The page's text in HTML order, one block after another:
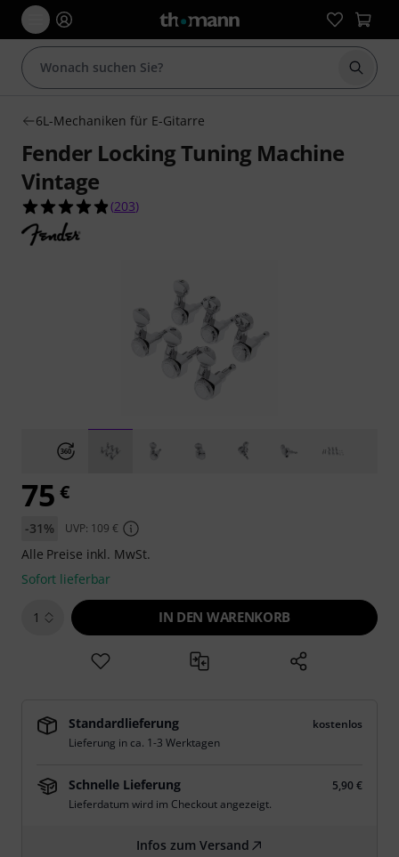
Suche
6L-Mechaniken für E-Gitarre
Fender Locking Tuning Machine
Vintage
4.9 von 5 Sternen aus 203 Kundenbewertungen
(203)
75 €
-31% UVP: 109 €
Alle Preise inkl. MwSt.
Sofort lieferbar
1 IN DEN WARENKORB
Standardlieferung
kostenlos
Lieferung in ca. 1-3 Werktagen
Schnelle Lieferung
5,90 €
Lieferdatum wird im Checkout angezeigt.
Infos zum Versand